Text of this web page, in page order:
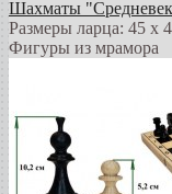
Шахматы
Размеры ларца: 45 x
Фигуры из мрамора